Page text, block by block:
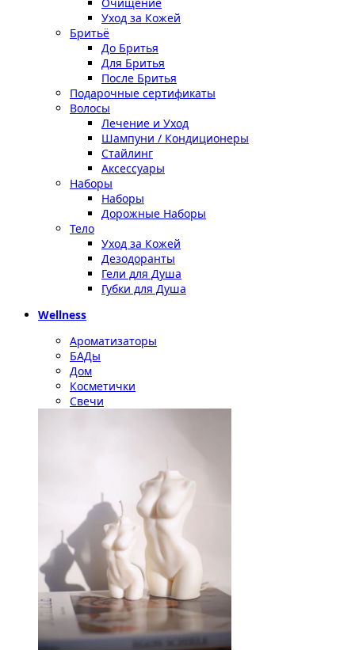
Уход за Кожей
Бритьё
До Бритья
Для Бритья
После Бритья
Подарочные сертификаты
Волосы
Лечение и Уход
Шампуни / Кондиционеры
Стайлинг
Аксессуары
Наборы
Наборы
Дорожные Наборы
Тело
Уход за Кожей
Дезодоранты
Гели для Душа
Губки для Душа
Wellness
Ароматизаторы
БАДы
Дом
Косметички
Свечи